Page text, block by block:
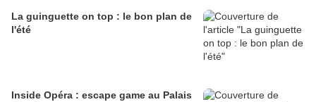
La guinguette on top : le bon plan de
l'été
Inside Opéra : escape game au Palais